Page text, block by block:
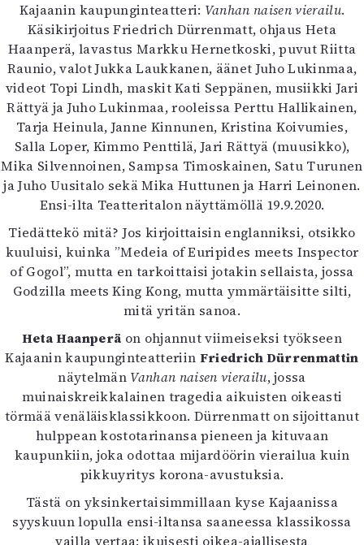
Oulu2026
Näyttelyt
Musiikki
Levyt
Kuvataide
Kirjat
In English
Esitystaide
Arkisto
Lehdet
4/2026
2–3/2026
1/2026
6/2025
5/2025 saame
5/2025
Lehtiarkisto
Info
Tilaus ja irtonumerot
Yhteistyössä
Toimitus
Mediatiedot
Kaltio ry
Kajaanin kaupunginteatteri: Vanhan naisen vierailu.
Käsikirjoitus Friedrich Dürrenmatt, ohjaus Heta
Haanperä, lavastus Markku Hernetkoski, puvut Riitta
Raunio, valot Jukka Laukkanen, äänet Juho Lukinmaa,
videot Topi Lindh, maskit Kati Seppänen, musiikki Jari
Rättyä ja Juho Lukinmaa, rooleissa Perttu Hallikainen,
Tarja Heinula, Janne Kinnunen, Kristina Koivumies,
Salla Loper, Kimmo Penttilä, Jari Rättyä (muusikko),
Mika Silvennoinen, Sampsa Timoskainen, Satu Turunen
ja Juho Uusitalo sekä Mika Huttunen ja Harri Leinonen.
Ensi-ilta Teatteritalon näyttämöllä 19.9.2020.
Tiedättekö mitä? Jos kirjoittaisin englanniksi, otsikko
kuuluisi, kuinka ”Medeia of Euripides meets Inspector
of Gogol”, mutta en tarkoittaisi jotakin sellaista, jossa
Godzilla meets King Kong, mutta ymmärtäisitte silti,
mitä yritän sanoa.
Heta Haanperä on ohjannut viimeiseksi työkseen
Kajaanin kaupunginteatteriin Friedrich Dürrenmattin
näytelmän Vanhan naisen vierailu, jossa
muinaiskreikkalainen tragedia aikuisten oikeasti
törmää venäläisklassikkoon. Dürrenmatt on sijoittanut
hulppean kostotarinansa pieneen ja kituvaan
kaupunkiin, joka odottaa mijardöörin vierailua kuin
pikkuyritys korona-avustuksia.
Tästä on yksinkertaisimmillaan kyse Kajaanissa
syyskuun lopulla ensi-iltansa saaneessa klassikossa
vailla vertaa: ikuisesti oikea-ajallisesta